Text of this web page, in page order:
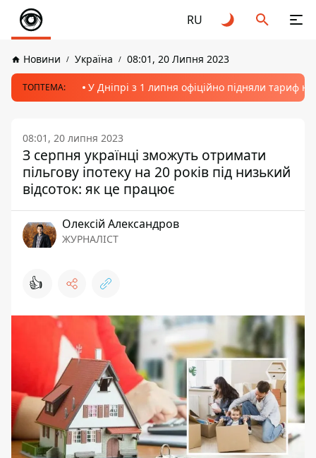
RU
Новини Україна 08:01, 20 Липня 2023
ТОПТЕМА: У Дніпрі з 1 липня офіційно підняли тариф
08:01, 20 липня 2023
З серпня українці зможуть отримати
пільгову іпотеку на 20 років під низький
відсоток: як це працює
Олексій Александров
ЖУРНАЛІСТ
👍